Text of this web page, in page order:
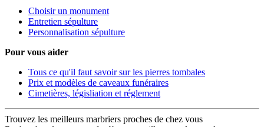
Choisir un monument
Entretien sépulture
Personnalisation sépulture
Pour vous aider
Tous ce qu'il faut savoir sur les pierres tombales
Prix et modèles de caveaux funéraires
Cimetières, législiation et réglement
Trouvez les meilleurs marbriers proches de chez vous